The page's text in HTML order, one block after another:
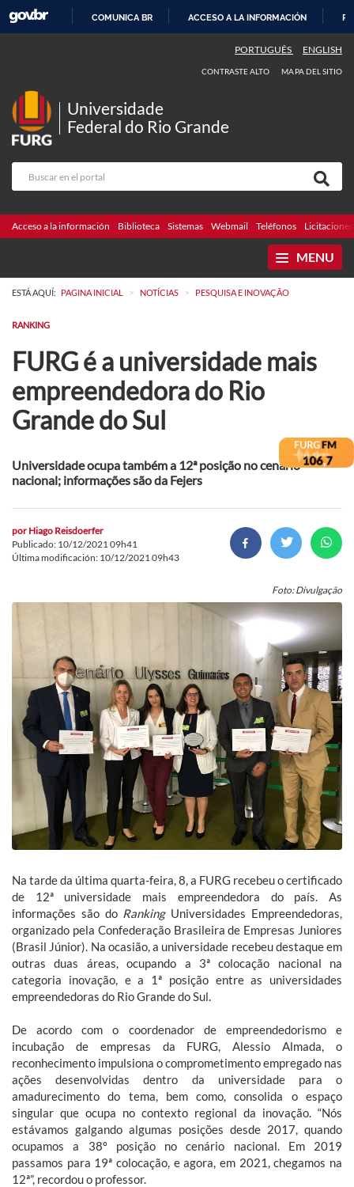
CONTENIDO
COMUNICA BR ACCESO A LA INFORMACIÓN
PORTUGUÊS ENGLISH
CONTRASTE ALTO MAPA DEL SITIO
Universidade
Federal do Rio Grande
Acceso a la información Biblioteca Sistemas Webmail Teléfonos Licitaciones
MENU
ESTÁ AQUÍ: PAGINA INICIAL > NOTÍCIAS > PESQUISA E INOVAÇÃO
RANKING
FURG é a universidade mais
empreendedora do Rio
Grande do Sul
Universidade ocupa também a 12ª posição no cenário
nacional; informações são da Fejers
por Hiago Reisdoerfer
Publicado: 10/12/2021 09h41
Última modificación: 10/12/2021 09h43
Foto: Divulgação
Na tarde da última quarta-feira, 8, a FURG recebeu o certificado
de 12ª universidade mais empreendedora do país. As
informações são do RankingUniversidades Empreendedoras,
organizado pela Confederação Brasileira de Empresas Juniores
(Brasil Júnior). Na ocasião, a universidade recebeu destaque em
outras duas áreas, ocupando a 3ª colocação nacional na
categoria inovação, e a 1ª posição entre as universidades
empreendedoras do Rio Grande do Sul.
De acordo com o coordenador de empreendedorismo e
incubação de empresas da FURG, Alessio Almada, o
reconhecimento impulsiona o comprometimento empregado nas
ações desenvolvidas dentro da universidade para o
amadurecimento do tema, bem como, consolida o espaço
singular que ocupa no contexto regional da inovação. “Nós
estávamos galgando algumas posições desde 2017, quando
ocupamos a 38º posição no cenário nacional. Em 2019
passamos para 19ª colocação, e agora, em 2021, chegamos na
12ª”, recordou o professor.